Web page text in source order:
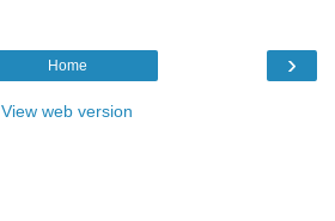
›
Home
View web version